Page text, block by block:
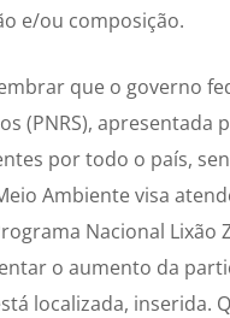
e/ou composição.
que o governo
(PNRS),
por todo o país,
Ambiente visa
Nacional Lixão
o aumento da
localizada, inserida.